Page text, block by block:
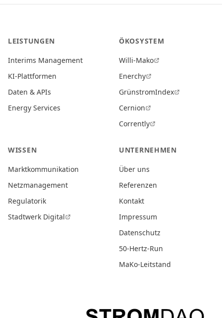
LEISTUNGEN
Interims Management
KI-Plattformen
Daten & APIs
Energy Services
ÖKOSYSTEM
Willi-Mako
Enerchy
GrünstromIndex
Cernion
Corrently
WISSEN
Marktkommunikation
Netzmanagement
Regulatorik
Stadtwerk Digital
UNTERNEHMEN
Über uns
Referenzen
Kontakt
Impressum
Datenschutz
50-Hertz-Run
MaKo-Leitstand